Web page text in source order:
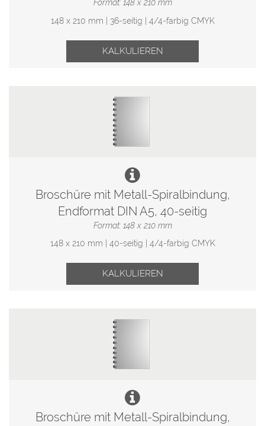
Format: 148 x 210 mm
148 x 210 mm | 36-seitig | 4/4-farbig CMYK
KALKULIEREN
Broschüre mit Metall-Spiralbindung,
Endformat DIN A5, 40-seitig
Format: 148 x 210 mm
148 x 210 mm | 40-seitig | 4/4-farbig CMYK
KALKULIEREN
Broschüre mit Metall-Spiralbindung,